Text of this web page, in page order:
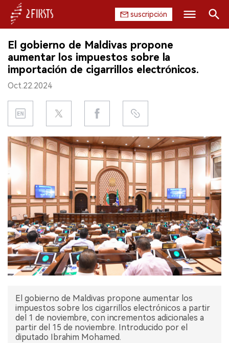
suscripción
INICIO
EMPRESA
PRODUCTO
REGULACIÓN
CHINA
EXPOSICIÓN
ENTREVISTA
El gobierno de Maldivas propone
aumentar los impuestos sobre la
importación de cigarrillos electrónicos.
Oct.22.2024
El gobierno de Maldivas propone aumentar los
impuestos sobre los cigarrillos electrónicos a partir
del 1 de noviembre, con incrementos adicionales a
partir del 15 de noviembre. Introducido por el
diputado Ibrahim Mohamed.